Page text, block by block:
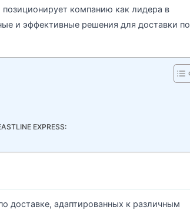
компанию как лидера в
и эффективные решения для доставки по
EXPRESS:
доставке, адаптированных к различным